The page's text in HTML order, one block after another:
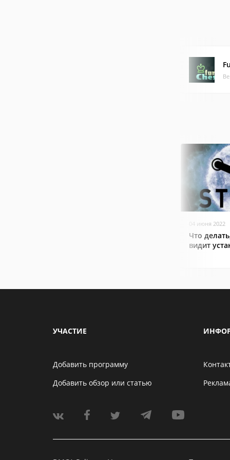
04 июня 2022
Что
видит
УЧАСТИЕ
Добавить программу
Добавить обзор или статью